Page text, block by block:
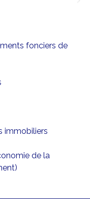
fonciers de
immobiliers
de la